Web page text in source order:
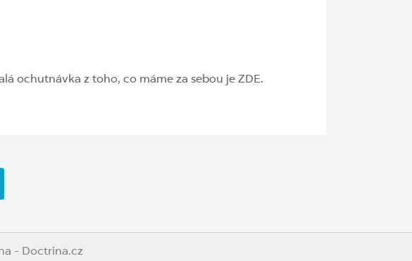
ochutnávka z toho, co máme za sebou je ZDE.
- Doctrina.cz